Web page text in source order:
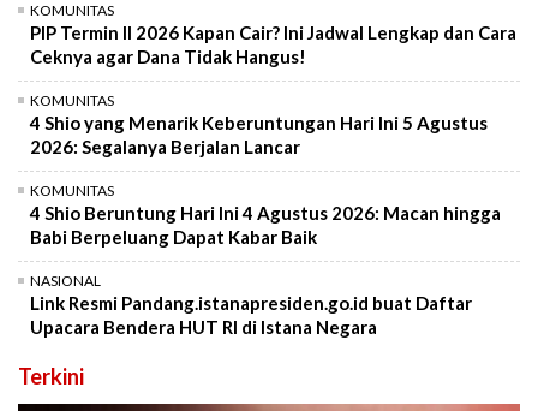
KOMUNITAS
PIP Termin II 2026 Kapan Cair? Ini Jadwal Lengkap dan Cara
Ceknya agar Dana Tidak Hangus!
KOMUNITAS
4 Shio yang Menarik Keberuntungan Hari Ini 5 Agustus
2026: Segalanya Berjalan Lancar
KOMUNITAS
4 Shio Beruntung Hari Ini 4 Agustus 2026: Macan hingga
Babi Berpeluang Dapat Kabar Baik
NASIONAL
Link Resmi Pandang.istanapresiden.go.id buat Daftar
Upacara Bendera HUT RI di Istana Negara
Terkini